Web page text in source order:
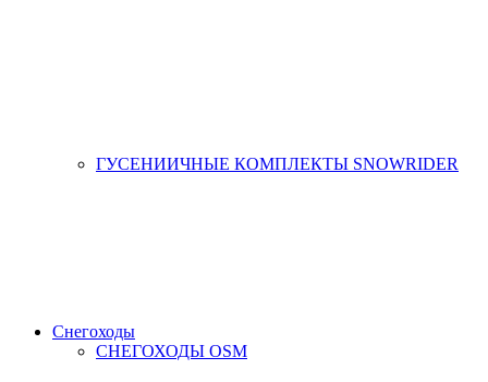
ГУСЕНИИЧНЫЕ КОМПЛЕКТЫ SNOWRIDER
Снегоходы
СНЕГОХОДЫ OSM